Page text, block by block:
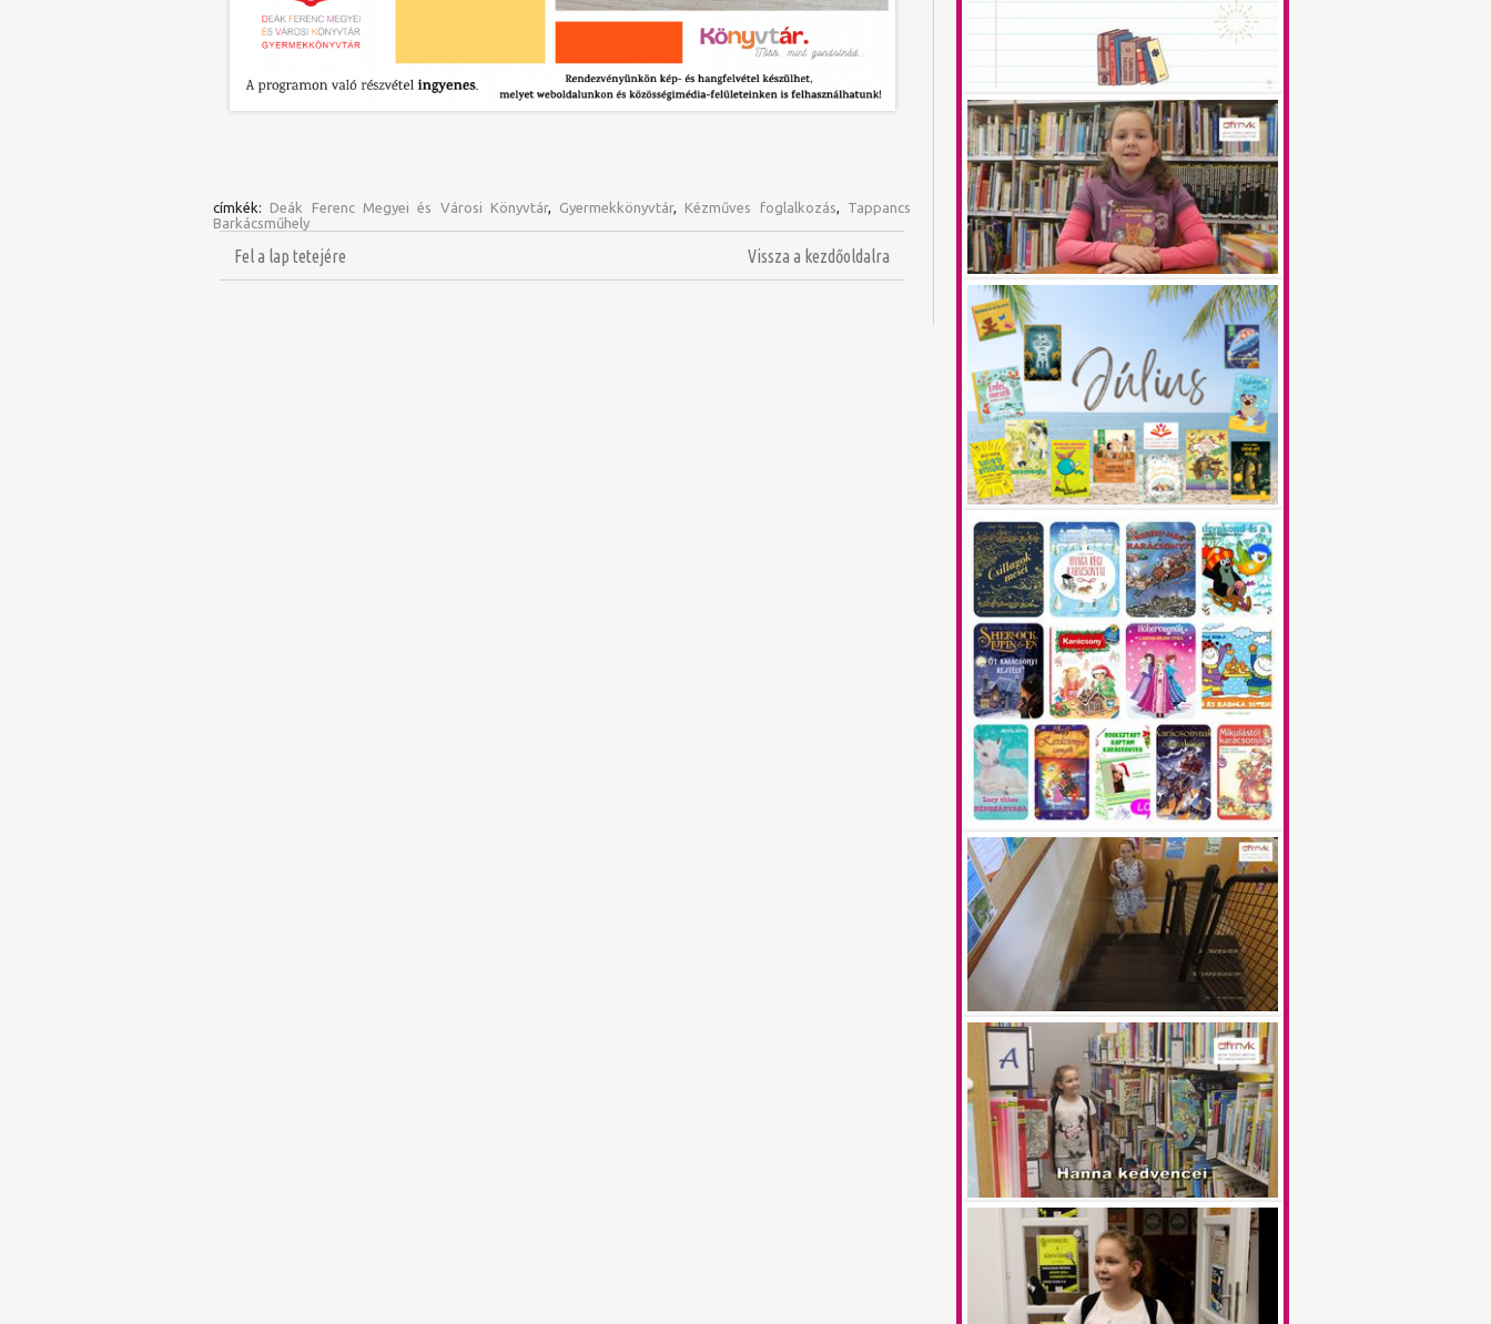
címkék:Deák Ferenc Megyei és Városi Könyvtár, Gyermekkönyvtár,Kézműves foglalkozás, Tappancs
Barkácsműhely
Fel a lap tetejére Vissza a kezdőoldalra